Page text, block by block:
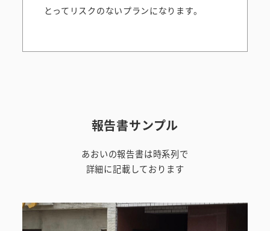
とってリスクのないプランになります。
報告書サンプル
あおいの報告書は時系列で
詳細に記載しております